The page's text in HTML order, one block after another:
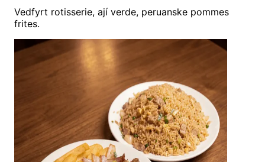
Vedfyrt rotisserie, ají verde, peruanske pommes
frites.